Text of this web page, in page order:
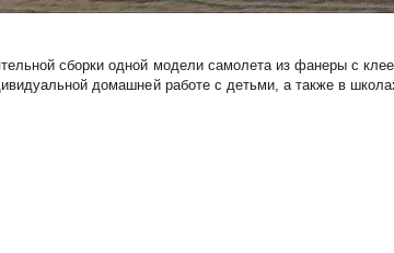
сборки одной модели самолета из фанеры с
домашней работе с детьми, а также в